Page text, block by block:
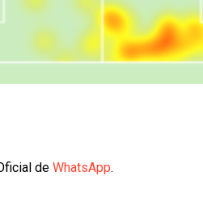
de WhatsApp.